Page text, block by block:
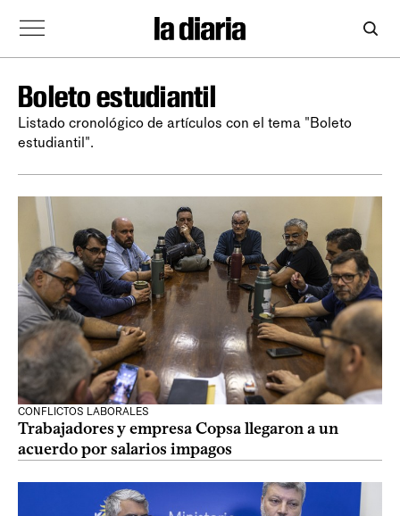
Boleto estudiantil
Listado cronológico de artículos con el tema "Boleto
estudiantil".
CONFLICTOS LABORALES
Trabajadores y empresa Copsa llegaron a un
acuerdo por salarios impagos